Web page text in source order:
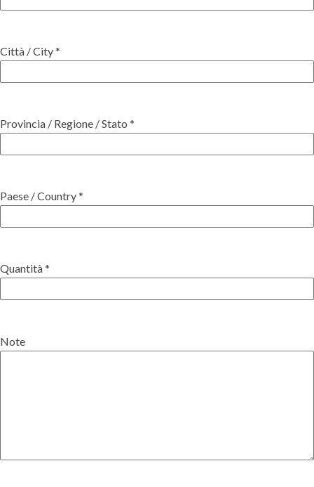
Città / City *
Provincia / Regione / Stato *
Paese / Country *
Quantità *
Note